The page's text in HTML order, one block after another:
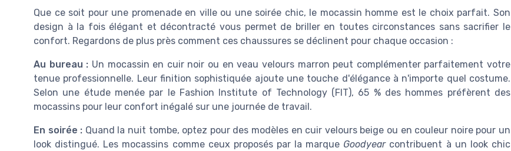
Que ce soit pour une promenade en ville ou une soirée chic, le mocassin homme est le choix parfait. Son
design à la fois élégant et décontracté vous permet de briller en toutes circonstances sans sacrifier le
confort. Regardons de plus près comment ces chaussures se déclinent pour chaque occasion :
Au bureau : Un mocassin en cuir noir ou en veau velours marron peut complémenter parfaitement votre
tenue professionnelle. Leur finition sophistiquée ajoute une touche d'élégance à n'importe quel costume.
Selon une étude menée par le Fashion Institute of Technology (FIT), 65 % des hommes préfèrent des
mocassins pour leur confort inégalé sur une journée de travail.
En soirée : Quand la nuit tombe, optez pour des modèles en cuir velours beige ou en couleur noire pour un
look distingué. Les mocassins comme ceux proposés par la marque Goodyearcontribuent à un look chic